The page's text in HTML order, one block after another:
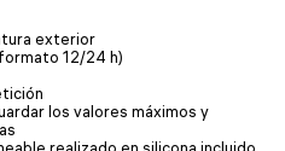
exterior
12/24 h)
los valores máximos y
realizado en silicona incluido